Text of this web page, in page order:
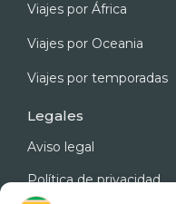
Viajes por África
Viajes por Oceania
Viajes por temporadas
Legales
Aviso legal
Política de privacidad